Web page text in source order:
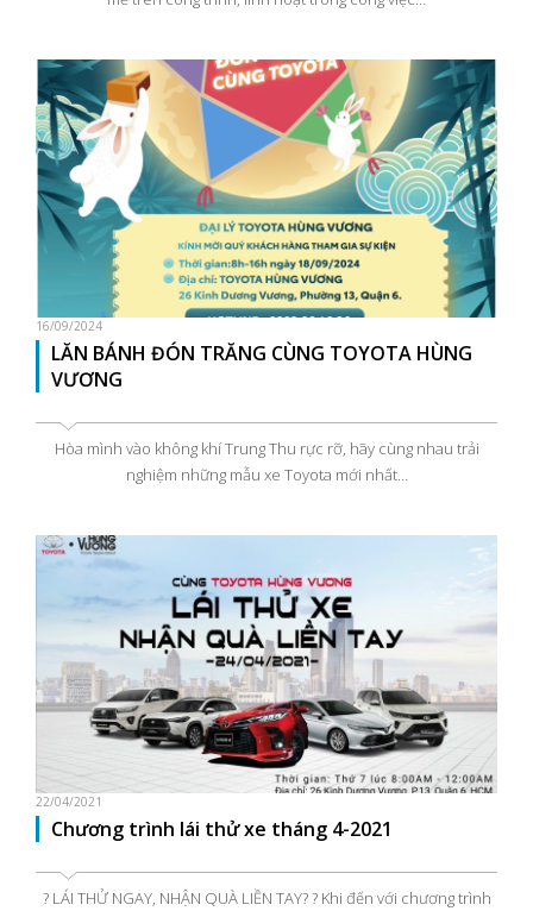
16/09/2024
LĂN BÁNH ĐÓN TRĂNG CÙNG TOYOTA HÙNG
VƯƠNG
Hòa mình vào không khí Trung Thu rực rỡ, hãy cùng nhau trải
nghiệm những mẫu xe Toyota mới nhất…
22/04/2021
Chương trình lái thử xe tháng 4-2021
? LÁI THỬ NGAY, NHẬN QUÀ LIỀN TAY? ? Khi đến với chương trình